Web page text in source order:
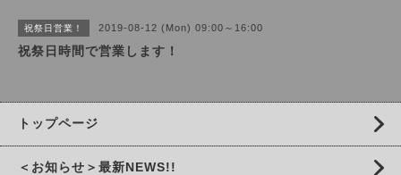
祝祭日営業！ 2019-08-12 (Mon) 09:00～16:00
祝祭日時間で営業します！
トップページ
＜お知らせ＞最新NEWS!!